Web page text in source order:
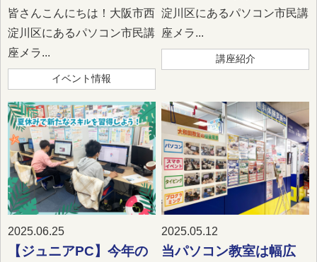
皆さんこんにちは！大阪市西
淀川区にあるパソコン市民講
座メラ...
イベント情報
淀川区にあるパソコン市民講
座メラ...
講座紹介
2025.06.25
【ジュニアPC】今年の
2025.05.12
当パソコン教室は幅広